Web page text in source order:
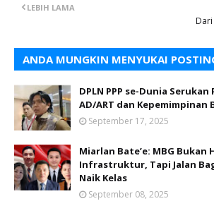
LEBIH LAMA
ANDA MUNGKIN MENYUKAI
DPLN PPP se-Dunia
AD/ART dan Kepemimpinan
September 17, 2025
Miarlan Bate’e: MBG Bukan
Infrastruktur, Tapi Jalan
Naik Kelas
September 08, 2025